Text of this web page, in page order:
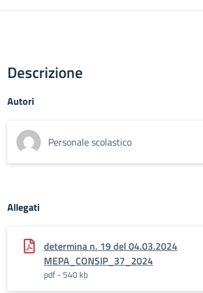
Descrizione
Autori
Personale scolastico
Allegati
determina n. 19 del 04.03.2024
MEPA_CONSIP_37_2024
pdf - 540 kb